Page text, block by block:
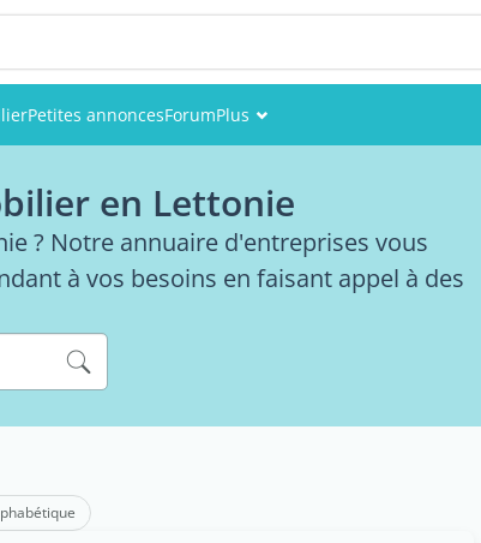
Petites annoncesForumPlus
Membres
Photos
en Lettonie
? Notre annuaire d'entreprises vous
à vos besoins en faisant appel à des